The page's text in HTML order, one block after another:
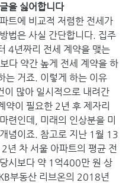
을 싫어합니다
트에 비교적 저렴한 전세가
법은 사실 간단합니다. 집주
4년짜리 전세 계약을 맺는
다 약간 높게 전세 계약을 하
는 거죠. 이렇게 하는 이유
이 많아 일시적으로 내려간
약이 필요한 2년 후 제자리
련인데, 미래의 인상분을 미
념이죠. 참고로 지난 1월 13
년 차 서울 아파트의 평균 전
시보다 약 1억400만 원 상
부동산 리브온의 2018년